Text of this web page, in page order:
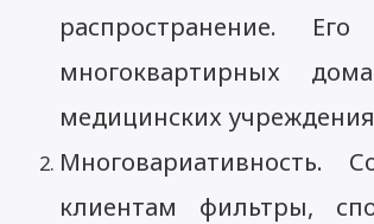
распространение.
многоквартирных
медицинских
Многовариативность.
клиентам фильтры,